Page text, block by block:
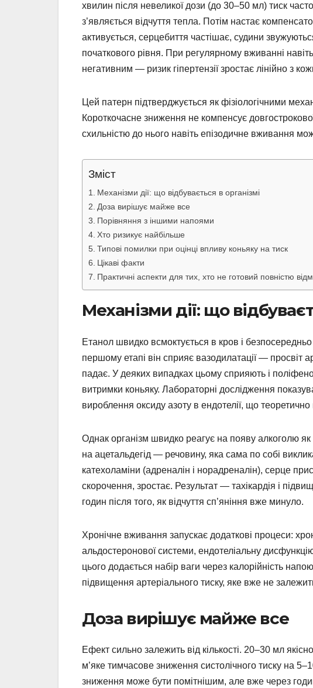
хвилин після невеликої дози (до 30–50 мл) тиск
з’являється відчуття тепла. Потім настає
активується, серцебиття частішає, судини
початкового рівня. При регулярному вживанні
негативним — ризик гіпертензії зростає лінійно з
Цей патерн підтверджується як фізіологічними
Короткочасне зниження не компенсує
схильністю до нього навіть епізодичне вживання
Зміст
Механізми дії: що відбувається в організмі
Доза вирішує майже все
Порівняння з іншими напоями
Хто ризикує найбільше
Типові помилки при оцінці впливу коньяку на тиск
Цікаві факти
Практичні аспекти для тих, хто не готовий повністю
Механізми дії: що
Етанол швидко всмоктується в кров і
першому етапі він сприяє вазодилатації — просвіт
падає. У деяких випадках цьому сприяють і
витримки коньяку. Лабораторні дослідження
вироблення оксиду азоту в ендотелії, що
Однак організм швидко реагує на появу алкоголю
на ацетальдегід — речовину, яка сама по собі
катехоламіни (адреналін і норадреналін), серце
скорочення, зростає. Результат — тахікардія і
годин після того, як відчуття сп’яніння вже минуло.
Хронічне вживання запускає додаткові процеси:
альдостеронової системи, ендотеліальну
цього додається набір ваги через калорійність
підвищення артеріального тиску, яке вже не
Доза вирішує майже все
Ефект сильно залежить від кількості. 20–30 мл
м’яке тимчасове зниження систолічного тиску на
зниження може бути помітнішим, але вже через